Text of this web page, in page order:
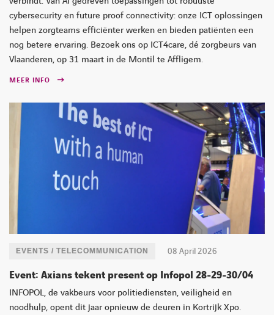
cybersecurity en future proof connectivity: onze ICT oplossingen
helpen zorgteams efficiënter werken en bieden patiënten een
nog betere ervaring. Bezoek ons op ICT4care, dé zorgbeurs van
Vlaanderen, op 31 maart in de Montil te Affligem.
MEER INFO
08 April 2026
EVENTS / TELECOMMUNICATION
Event: Axians tekent present op Infopol 28-29-30/04
INFOPOL, de vakbeurs voor politiediensten, veiligheid en
noodhulp, opent dit jaar opnieuw de deuren in Kortrijk Xpo.